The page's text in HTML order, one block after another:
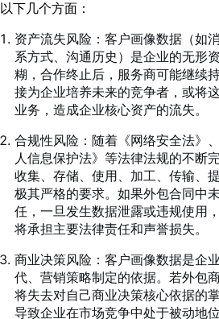
以下几个方面：
资产流失风险：客户画像数据（如
系方式、沟通历史）是企业的无形
糊，合作终止后，服务商可能继续
接为企业培养未来的竞争者，或将
业务，造成企业核心资产的流失。
合规性风险：随着《网络安全法》
人信息保护法》等法律法规的不断
收集、存储、使用、加工、传输、
极其严格的要求。如果外包合同中
任，一旦发生数据泄露或违规使用
将承担主要法律责任和声誉损失。
商业决策风险：客户画像数据是企
代、营销策略制定的依据。若外包
将失去对自己商业决策核心依据的
导致企业在市场竞争中处于被动地位